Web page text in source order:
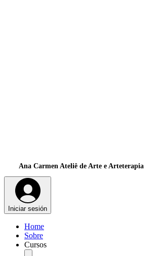
Ana Carmen Ateliê de Arte e Arteterapia
Iniciar sesión
Home
Sobre
Cursos